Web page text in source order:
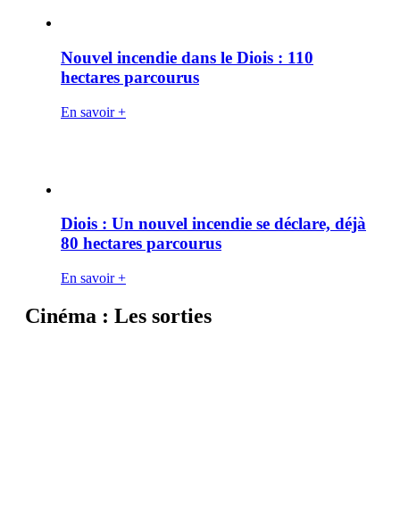
Nouvel incendie dans le Diois : 110
hectares parcourus
En savoir +
Diois : Un nouvel incendie se déclare, déjà
80 hectares parcourus
En savoir +
Cinéma : Les sorties